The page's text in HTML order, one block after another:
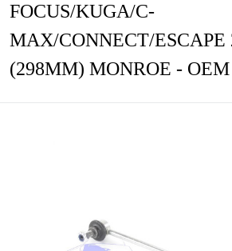
FOCUS/KUGA/C-
MAX/CONNECT/ESCAPE
(298MM) MONROE - OEM